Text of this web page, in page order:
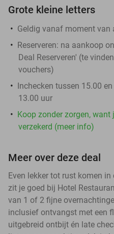
Grote kleine letters
Geldig vanaf moment
Reserveren: na aankoop
Deal Reserveren' (te
vouchers)
Inchecken tussen 15.00
13.00 uur
Koop zonder zorgen,
verzekerd (meer info)
Meer over deze deal
Even lekker tot rust komen
zit je goed bij Hotel
van 1 of 2 fijne
inclusief ontvangst met een
uitgebreid ontbijt én late